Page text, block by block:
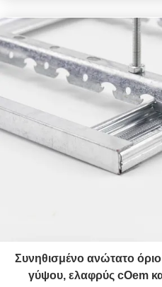
Συνηθισμένο ανώτατο
γύψου, ελαφρύς cOem